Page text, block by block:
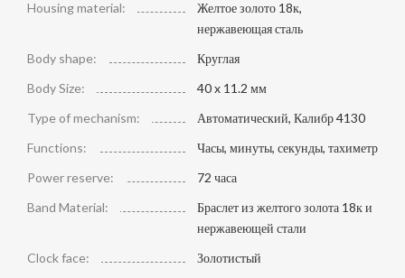
Housing material:
Желтое золото 18к,
нержавеющая сталь
Body shape:
Круглая
Body Size:
40 x 11.2 мм
Type of mechanism:
Автоматический, Калибр 4130
Functions:
Часы, минуты, секунды, тахиметр
Power reserve:
72 часа
Band Material:
Браслет из желтого золота 18к и
нержавеющей стали
Clock face:
Золотистый